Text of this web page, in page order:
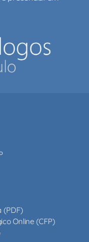
(PDF)
Online (CFP)